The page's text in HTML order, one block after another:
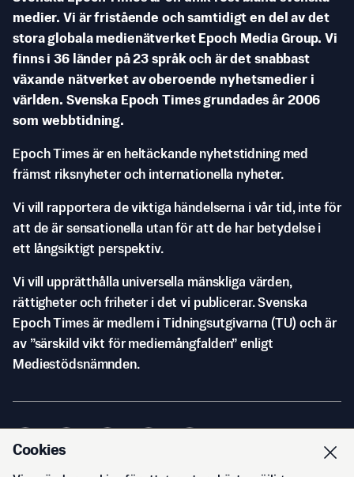
medier. Vi är fristående och samtidigt en del av det
stora globala medienätverket Epoch Media Group. Vi
finns i 36 länder på 23 språk och är det snabbast
växande nätverket av oberoende nyhetsmedier i
världen. Svenska Epoch Times grundades år 2006
som webbtidning.
Epoch Times är en heltäckande nyhetstidning med
främst riksnyheter och internationella nyheter.
Vi vill rapportera de viktiga händelserna i vår tid, inte för
att de är sensationella utan för att de har betydelse i
ett långsiktigt perspektiv.
Vi vill upprätthålla universella mänskliga värden,
rättigheter och friheter i det vi publicerar. Svenska
Epoch Times är medlem i Tidningsutgivarna (TU) och är
av ”särskild vikt för mediemångfalden” enligt
Mediestödsnämnden.
Cookies